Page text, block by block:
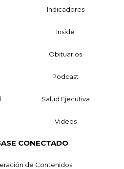
Indicadores
Inside
Obituarios
Podcast
Salud Ejecutiva
Videos
CONECTADO
de Contenidos